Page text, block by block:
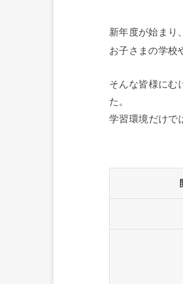
新年度が始まり
お子さまの学校
そんな皆様にむ
た。
学習環境だけで